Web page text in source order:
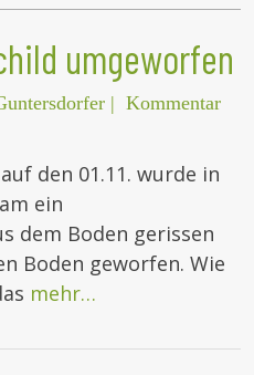
umgeworfen
| Kommentar
den 01.11. wurde in
ein
dem Boden gerissen
Boden geworfen. Wie
mehr…